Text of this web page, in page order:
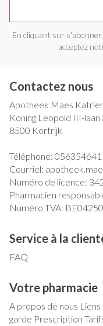
En cliquant sur
acceptez
Contactez nous
Apotheek Maes
Koning Leopold III-laan
8500 Kortrijk
Téléphone: 056354641
Courriel:
Numéro de licence:
Pharmacien
Numéro TVA:
Service à la
FAQ
Votre pharmacie
A propos de nous
garde Prescription